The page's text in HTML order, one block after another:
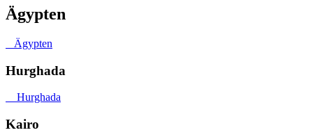
Ägypten
Ägypten
Hurghada
Hurghada
Kairo